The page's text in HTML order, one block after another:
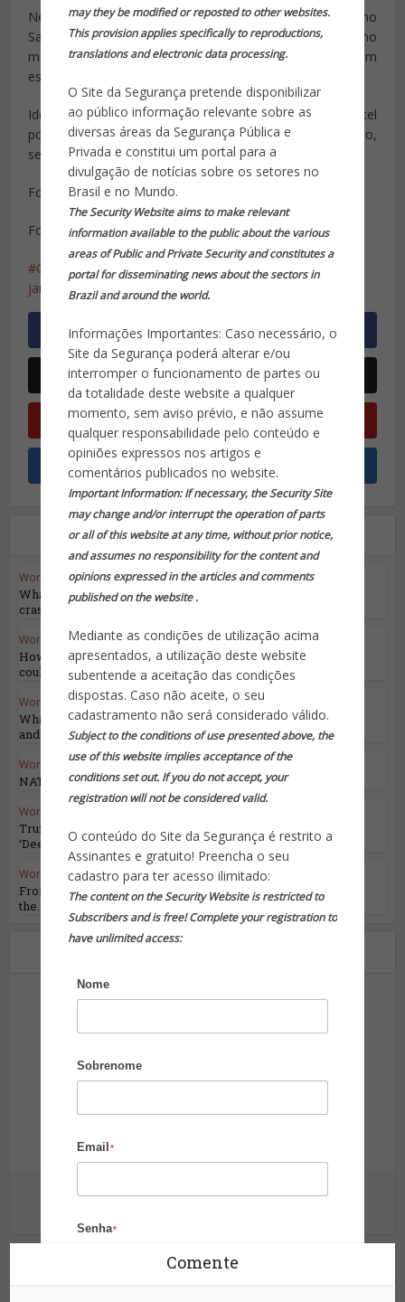
may they be modified or reposted to other websites.
This provision applies specifically to reproductions,
translations and electronic data processing.
O Site da Segurança pretende disponibilizar
ao público informação relevante sobre as
diversas áreas da Segurança Pública e
Privada e constitui um portal para a
divulgação de notícias sobre os setores no
Brasil e no Mundo.
The Security Website aims to make relevant
information available to the public about the various
areas of Public and Private Security and constitutes a
portal for disseminating news about the sectors in
Brazil and around the world.
Informações Importantes: Caso necessário, o
Site da Segurança poderá alterar e/ou
interromper o funcionamento de partes ou
da totalidade deste website a qualquer
momento, sem aviso prévio, e não assume
qualquer responsabilidade pelo conteúdo e
opiniões expressos nos artigos e
comentários publicados no website.
Important Information: If necessary, the Security Site
may change and/or interrupt the operation of parts
or all of this website at any time, without prior notice,
and assumes no responsibility for the content and
opinions expressed in the articles and comments
published on the website .
Mediante as condições de utilização acima
apresentados, a utilização deste website
subentende a aceitação das condições
dispostas. Caso não aceite, o seu
cadastramento não será considerado válido.
Subject to the conditions of use presented above, the
use of this website implies acceptance of the
conditions set out. If you do not accept, your
registration will not be considered valid.
O conteúdo do Site da Segurança é restrito a
Assinantes e gratuito! Preencha o seu
cadastro para ter acesso ilimitado:
The content on the Security Website is restricted to
Subscribers and is free! Complete your registration to
have unlimited access:
Nome
Sobrenome
Email *
Senha*
Nesta segunda, a prefeitura do Rio começou a abrigar no
Sambódromo os sem-teto que terão quartos com no
máximo seis camas, para que os hóspedes tenham
espaço de um metro entre elas.
Idosos estão sendo cadastrados e levados para um hotel
popular. O acolhimento, em casos leves, não é obrigatório,
segundo a secretária de Assistência Social.
Fonte: G1
Foto: G1 (marquinhos)
Coronavírus Covid 19 população de rua
rio de
janeiro
Leia também
World Highlights
What we know about deadly Iran helicopter
crash
World Highlights
How will Israel respond to Iran’s attack and
could it...
World Highlights
What We Know About Iran’s Attack on Israel
and What...
World Highlights
NATO’s 75th Anniversary
World Highlights
Trump Has a Master Plan for Destroying the
‘Deep State’
World Highlights
From Ceasefires to Pauses: Shedding Light on
the...
Informação para sua proteção!
Ver outras postagens
Comente